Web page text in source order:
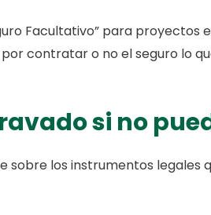
Facultativo” para proyectos
contratar o no el seguro lo
si no
sobre los instrumentos legales